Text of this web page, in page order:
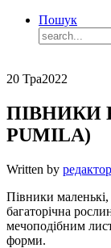
Пошук
20 Тра2022
ПІВНИКИ
PUMILA)
Written by
Півники
багаторічна
мечоподібним
форми.